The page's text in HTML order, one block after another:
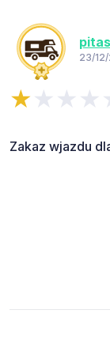
pitas
23/
Zakaz wjazdu